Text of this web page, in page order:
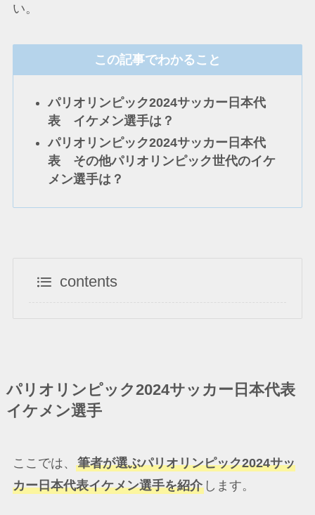
い。
この記事でわかること
パリオリンピック2024サッカー日本代
表 イケメン選手は？
パリオリンピック2024サッカー日本代
表 その他パリオリンピック世代のイケ
メン選手は？
contents
パリオリンピック2024サッカー日本代表
イケメン選手
ここでは、 筆者が選ぶパリオリンピック2024サッ
カー日本代表イケメン選手を紹介します。